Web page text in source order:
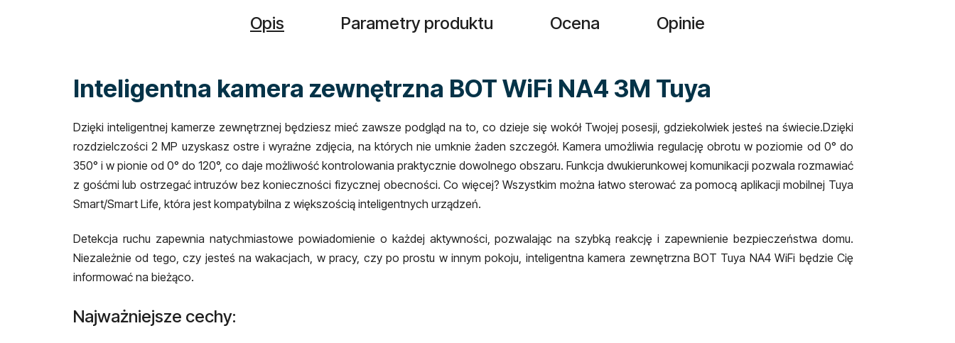
Opis Parametry produktu Ocena Opinie
Inteligentna kamera zewnętrzna BOT WiFi NA4 3M Tuya
Dzięki inteligentnej kamerze zewnętrznej będziesz mieć zawsze podgląd na to, co dzieje się wokół Twojej posesji, gdziekolwiek jesteś na świecie.Dzięki
rozdzielczości 2 MP uzyskasz ostre i wyraźne zdjęcia, na których nie umknie żaden szczegół. Kamera umożliwia regulację obrotu w poziomie od 0° do
350° i w pionie od 0° do 120°, co daje możliwość kontrolowania praktycznie dowolnego obszaru. Funkcja dwukierunkowej komunikacji pozwala rozmawiać
z gośćmi lub ostrzegać intruzów bez konieczności fizycznej obecności. Co więcej? Wszystkim można łatwo sterować za pomocą aplikacji mobilnej Tuya
Smart/Smart Life, która jest kompatybilna z większością inteligentnych urządzeń.
Detekcja ruchu zapewnia natychmiastowe powiadomienie o każdej aktywności, pozwalając na szybką reakcję i zapewnienie bezpieczeństwa domu.
Niezależnie od tego, czy jesteś na wakacjach, w pracy, czy po prostu w innym pokoju, inteligentna kamera zewnętrzna BOT Tuya NA4 WiFi będzie Cię
informować na bieżąco.
Najważniejsze cechy: